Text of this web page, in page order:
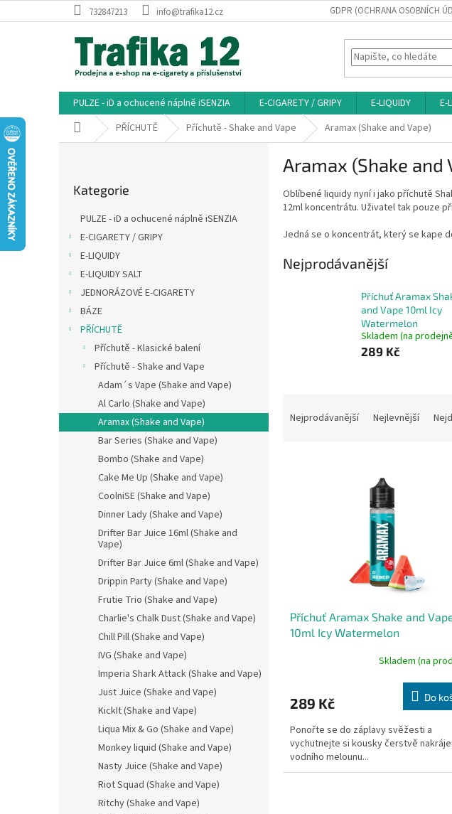
na
732847213 info@trafika12.cz GDPR (OCHRANA OSOBNÍCH
PULZE - iD a ochucené náplně iSENZIA E-CIGARETY / GRIPY E-LIQUIDY E-
Domů PŘÍCHUTĚ Příchutě - Shake and Vape Aramax (Shake and Vape)
kategorie
Kategorie
PULZE - iD a ochucené náplně iSENZIA
E-CIGARETY / GRIPY
E-LIQUIDY
E-LIQUIDY SALT
JEDNORÁZOVÉ E-CIGARETY
BÁZE
PŘÍCHUTĚ
Příchutě - Klasické balení
Příchutě - Shake and Vape
Adam´s Vape (Shake and Vape)
Al Carlo (Shake and Vape)
Aramax (Shake and Vape)
Bar Series (Shake and Vape)
Bombo (Shake and Vape)
Cake Me Up (Shake and Vape)
CoolniSE (Shake and Vape)
Dinner Lady (Shake and Vape)
Drifter Bar Juice 16ml (Shake and
Vape)
Drifter Bar Juice 6ml (Shake and Vape)
Drippin Party (Shake and Vape)
Frutie Trio (Shake and Vape)
Charlie's Chalk Dust (Shake and Vape)
Chill Pill (Shake and Vape)
IVG (Shake and Vape)
Imperia Shark Attack (Shake and Vape)
Just Juice (Shake and Vape)
KickIt (Shake and Vape)
Liqua Mix & Go (Shake and Vape)
Monkey liquid (Shake and Vape)
Nasty Juice (Shake and Vape)
Riot Squad (Shake and Vape)
Ritchy (Shake and Vape)
Aramax (Shake and
Oblíbené liquidy nyní i jako příchutě
12ml koncentrátu. Uživatel tak pouze
Jedná se o koncentrát, který se kape
Nejprodávanější
Příchuť Aramax
and Vape 10ml Icy
Watermelon
Skladem (na
289 Kč
Nejprodávanější Nejlevnější
Příchuť Aramax Shake and
10ml Icy Watermelon
Skladem (na
289 Kč Do
Ponořte se do záplavy svěžesti a
vychutnejte si kousky čerstvě
vodního melounu...